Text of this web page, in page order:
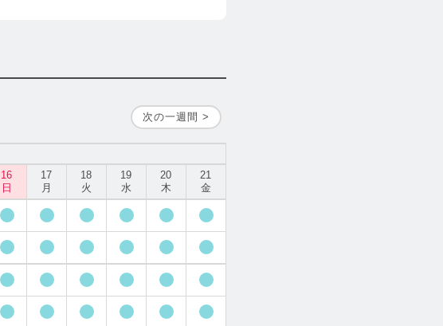
次の一週間 >
16
日
17
月
18
火
19
水
20
木
21
金